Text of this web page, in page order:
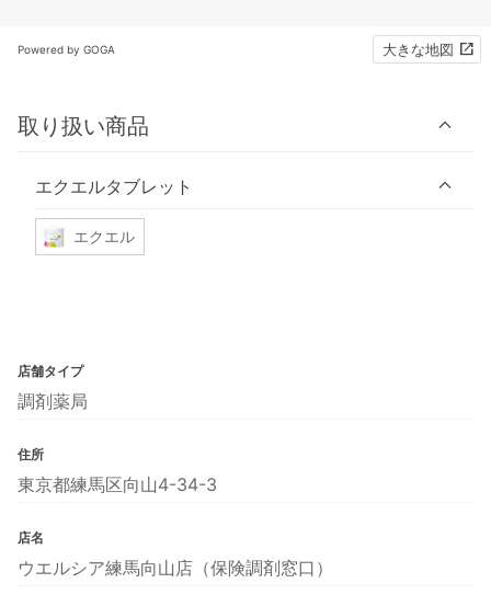
Powered by GOGA 大きな地図
取り扱い商品
エクエルタブレット
エクエル
店舗タイプ
調剤薬局
住所
東京都練馬区向山4-34-3
店名
ウエルシア練馬向山店（保険調剤窓口）